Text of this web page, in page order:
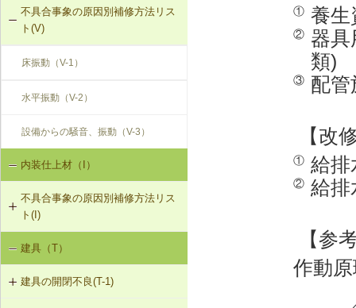
不具合事象の原因別補修方法リス
ト(V)
床振動（V-1）
水平振動（V-2）
設備からの騒音、振動（V-3）
内装仕上材（I）
不具合事象の原因別補修方法リス
ト(I)
内装仕上材の汚損（I-1）
内装仕上材のひび割れ、はがれ等
（I-2）
建具（T）
建具の開閉不良(T-1)
① 養生
② 器具
類)
③ 配管
【改
① 給排
② 給排
【参
作動